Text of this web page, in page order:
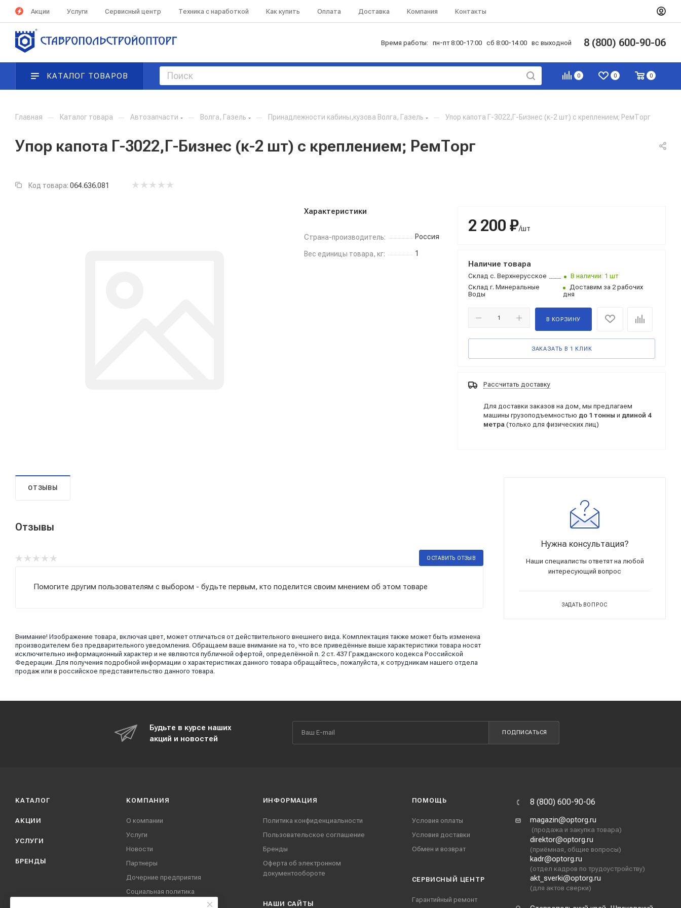
Акции Услуги Сервисный центр Техника с наработкой Как купить Оплата Доставка Компания Контакты
Время работы: пн-пт 8:00-17:00 сб 8:00-14:00 вс выходной 8 (800) 600-90-06
0 0 0
КАТАЛОГ ТОВАРОВ
Главная — Каталог товара — Автозапчасти — Волга, Газель — Принадлежности кабины,кузова Волга, Газель — Упор капота Г-3022,Г-Бизнес (к-2 шт) с креплением; РемТорг
Упор капота Г-3022,Г-Бизнес (к-2 шт) с креплением; РемТорг
Код товара: 064.636.081
Характеристики
Страна-производитель: Россия
Вес единицы товара, кг: 1
2 200 ₽/шт
Наличие товара
Склад с. Верхнерусское
В наличии: 1 шт
Склад г. Минеральные
Воды
Доставим за 2 рабочих
дня
В КОРЗИНУ
ЗАКАЗАТЬ В 1 КЛИК
Рассчитать доставку
Для доставки заказов на дом, мы предлагаем
машины грузоподъемностью до 1 тонны и длиной 4
метра (только для физических лиц)
ОТЗЫВЫ
Отзывы
ОСТАВИТЬ ОТЗЫВ
Помогите другим пользователям с выбором - будьте первым, кто поделится своим мнением об этом товаре
Внимание! Изображение товара, включая цвет, может отличаться от действительного внешнего вида. Комплектация также может быть изменена
производителем без предварительного уведомления. Обращаем ваше внимание на то, что все приведённые выше характеристики товара носят
исключительно информационный характер и не являются публичной офертой, определённой п. 2 ст. 437 Гражданского кодекса Российской
Федерации. Для получения подробной информации о характеристиках данного товара обращайтесь, пожалуйста, к сотрудникам нашего отдела
продаж или в российское представительство данного товара.
Нужна консультация?
Наши специалисты ответят на любой
интересующий вопрос
ЗАДАТЬ ВОПРОС
Будьте в курсе наших
акций и новостей
ПОДПИСАТЬСЯ
КАТАЛОГ
АКЦИИ
УСЛУГИ
БРЕНДЫ
КОМПАНИЯ
О компании
Услуги
Новости
Партнеры
Дочерние предприятия
Социальная политика
ИНФОРМАЦИЯ
Политика конфиденциальности
Пользовательское соглашение
Бренды
Оферта об электронном
документообороте
НАШИ CАЙТЫ
ПОМОЩЬ
Условия оплаты
Условия доставки
Обмен и возврат
СЕРВИСНЫЙ ЦЕНТР
Гарантийный ремонт
8 (800) 600-90-06
magazin@optorg.ru
(продажа и закупка товара)
direktor@optorg.ru
(приёмная, общие вопросы)
kadr@optorg.ru
(отдел кадров по трудоустройству)
akt_sverki@optorg.ru
(для актов сверки)